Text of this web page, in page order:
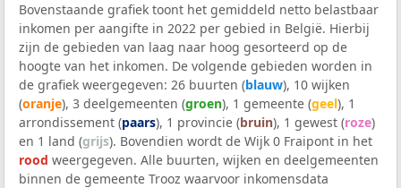
Bovenstaande grafiek toont het gemiddeld netto belastbaar
inkomen per aangifte in 2022 per gebied in België. Hierbij
zijn de gebieden van laag naar hoog gesorteerd op de
hoogte van het inkomen. De volgende gebieden worden in
de grafiek weergegeven: 26 buurten (blauw), 10 wijken
(oranje), 3 deelgemeenten (groen), 1 gemeente (geel), 1
arrondissement (paars), 1 provincie (bruin), 1 gewest (roze)
en 1 land (grijs). Bovendien wordt de Wijk 0 Fraipont in het
rood weergegeven. Alle buurten, wijken en deelgemeenten
binnen de gemeente Trooz waarvoor inkomensdata